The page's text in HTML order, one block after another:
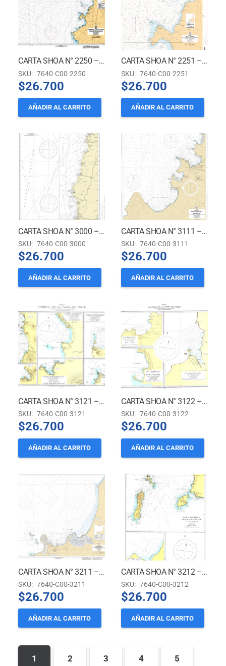
CARTA SHOA N° 2250 – APROXIMACIÓN A CALETA ZENTENO Y PUERTO PUNTA TOTORALILLO *
SKU: 7640-C00-2250
$26.700
AÑADIR AL CARRITO
CARTA SHOA N° 2251 – CALETA ZENTENO – TERMINAL MARÍTIMO PUERTO PUNTA TOTORALILLO *
SKU: 7640-C00-2251
$26.700
AÑADIR AL CARRITO
CARTA SHOA N° 3000 – PUERTO DE CALDERA A BAHÍA DE COQUIMBO *
SKU: 7640-C00-3000
$26.700
AÑADIR AL CARRITO
CARTA SHOA N° 3111 – PUERTOS CALDERA, CALDERILLA Y BAHÍA INGLESA *
SKU: 7640-C00-3111
$26.700
AÑADIR AL CARRITO
CARTA SHOA N° 3121 – PUERTOS EN LA COSTA DE CHILE
SKU: 7640-C00-3121
$26.700
AÑADIR AL CARRITO
CARTA SHOA N° 3122 – CALETAS EN LA COSTA DE CHILE
SKU: 7640-C00-3122
$26.700
AÑADIR AL CARRITO
CARTA SHOA N° 3211 – PUERTO HUASCO
SKU: 7640-C00-3211
$26.700
AÑADIR AL CARRITO
CARTA SHOA N° 3212 – PUERTOS EN LA COSTA DE CHILE
SKU: 7640-C00-3212
$26.700
AÑADIR AL CARRITO
1 2 3 4 5